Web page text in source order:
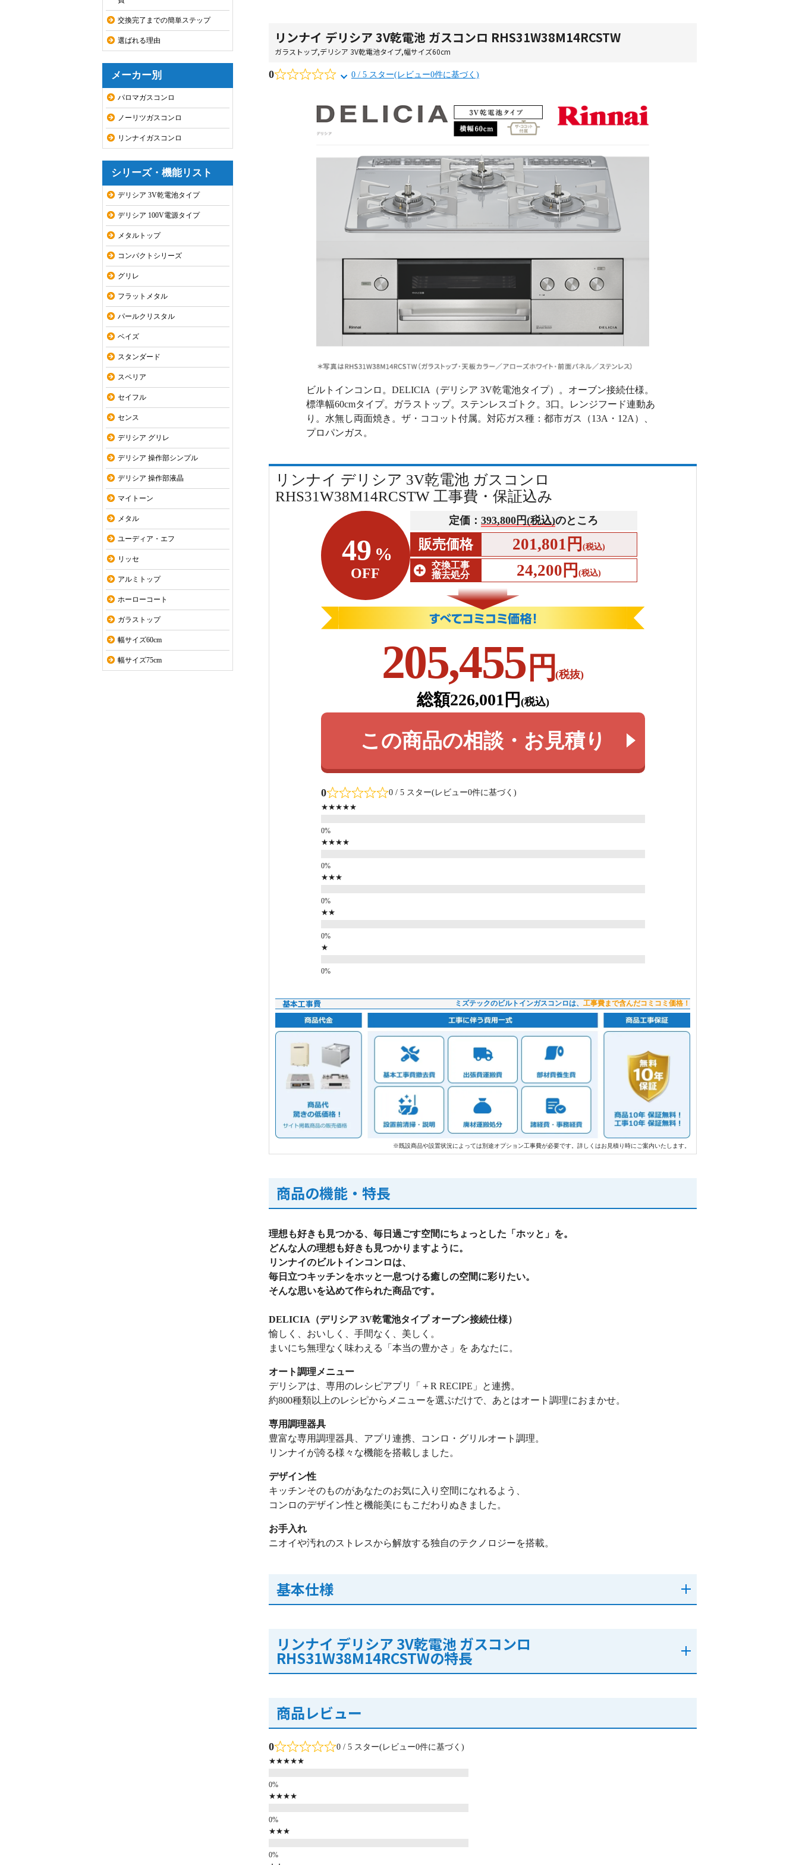
リンナイ デリシア 3V乾電池 ガスコンロ RHS31W38M14RCSTW
ガラストップ,デリシア 3V乾電池タイプ,幅サイズ60cm
0 0 / 5 スター(レビュー0件に基づく)
ビルトインコンロ。DELICIA（デリシア 3V乾電池タイプ）。オーブン接続仕様。
標準幅60cmタイプ。ガラストップ。ステンレスゴトク。3口。レンジフード連動あ
り。水無し両面焼き。ザ・ココット付属。対応ガス種：都市ガス（13A・12A）、
プロパンガス。
リンナイ デリシア 3V乾電池 ガスコンロ
RHS31W38M14RCSTW 工事費・保証込み
49 %
OFF
定価： 393,800円(税込)のところ
販売価格 201,801円(税込)
交換工事
撤去処分
24,200円(税込)
205,455 円(税抜)
総額226,001円 (税込)
この商品の相談・お見積り
0 0 / 5 スター(レビュー0件に基づく)
★★★★★
★★★★
★★★
★★
★
基本工事費 ミズテックのビルトインガスコンロは、 工事費まで含んだコミコミ価格！
※既設商品や設置状況によっては別途オプション工事費が必要です。詳しくはお見積り時にご案内いたします。
商品の機能・特長
理想も好きも見つかる、毎日過ごす空間にちょっとした「ホッと」を。
どんな人の理想も好きも見つかりますように。
リンナイのビルトインコンロは、
毎日立つキッチンをホッと一息つける癒しの空間に彩りたい。
そんな思いを込めて作られた商品です。
DELICIA（デリシア 3V乾電池タイプ オーブン接続仕様）
愉しく、おいしく、手間なく、美しく。
まいにち無理なく味わえる「本当の豊かさ」を あなたに。
オート調理メニュー
デリシアは、専用のレシピアプリ「＋R RECIPE」と連携。
約800種類以上のレシピからメニューを選ぶだけで、あとはオート調理におまかせ。
専用調理器具
豊富な専用調理器具、アプリ連携、コンロ・グリルオート調理。
リンナイが誇る様々な機能を搭載しました。
デザイン性
キッチンそのものがあなたのお気に入り空間になれるよう、
コンロのデザイン性と機能美にもこだわりぬきました。
お手入れ
ニオイや汚れのストレスから解放する独自のテクノロジーを搭載。
基本仕様
リンナイ デリシア 3V乾電池 ガスコンロ
RHS31W38M14RCSTWの特長
商品レビュー
0 0 / 5 スター(レビュー0件に基づく)
★★★★★
★★★★
★★★
交換完了までの簡単ステップ
選ばれる理由
メーカー別
パロマガスコンロ
ノーリツガスコンロ
リンナイガスコンロ
シリーズ・機能リスト
デリシア 3V乾電池タイプ
デリシア 100V電源タイプ
メタルトップ
コンパクトシリーズ
グリレ
フラットメタル
パールクリスタル
ベイズ
スタンダード
スペリア
セイフル
センス
デリシア グリレ
デリシア 操作部シンプル
デリシア 操作部液晶
マイトーン
メタル
ユーディア・エフ
リッセ
アルミトップ
ホーローコート
ガラストップ
幅サイズ60cm
幅サイズ75cm